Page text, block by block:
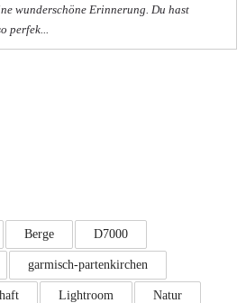
wunderschöne Erinnerung. Du hast
perfek...
Berge D7000
garmisch-partenkirchen
Lightroom Natur